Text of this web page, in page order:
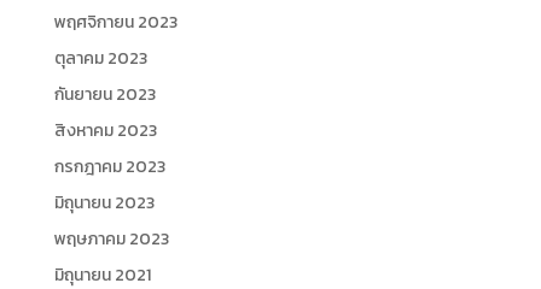
พฤศจิกายน 2023
ตุลาคม 2023
กันยายน 2023
สิงหาคม 2023
กรกฎาคม 2023
มิถุนายน 2023
พฤษภาคม 2023
มิถุนายน 2021